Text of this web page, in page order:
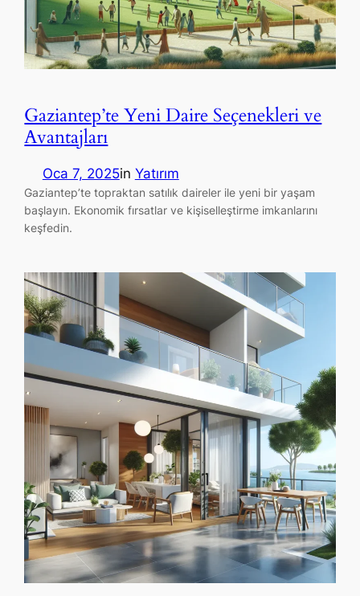
Gaziantep’te Yeni Daire Seçenekleri ve
Avantajları
Oca 7, 2025in Yatırım
Gaziantep’te topraktan satılık daireler ile yeni bir yaşam
başlayın. Ekonomik fırsatlar ve kişiselleştirme imkanlarını
keşfedin.